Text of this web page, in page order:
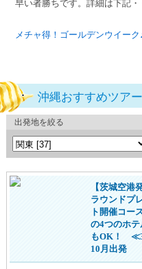
早い者勝ちです。詳細は下記・
メチャ得！ゴールデンウイー
沖縄おすすめツアー
出発地を絞る
【茨城空港
ラウンドプ
ト開催コ
の4つのホ
もOK！
10月出発